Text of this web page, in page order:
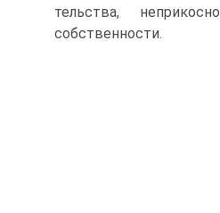
тельства,
собственности.